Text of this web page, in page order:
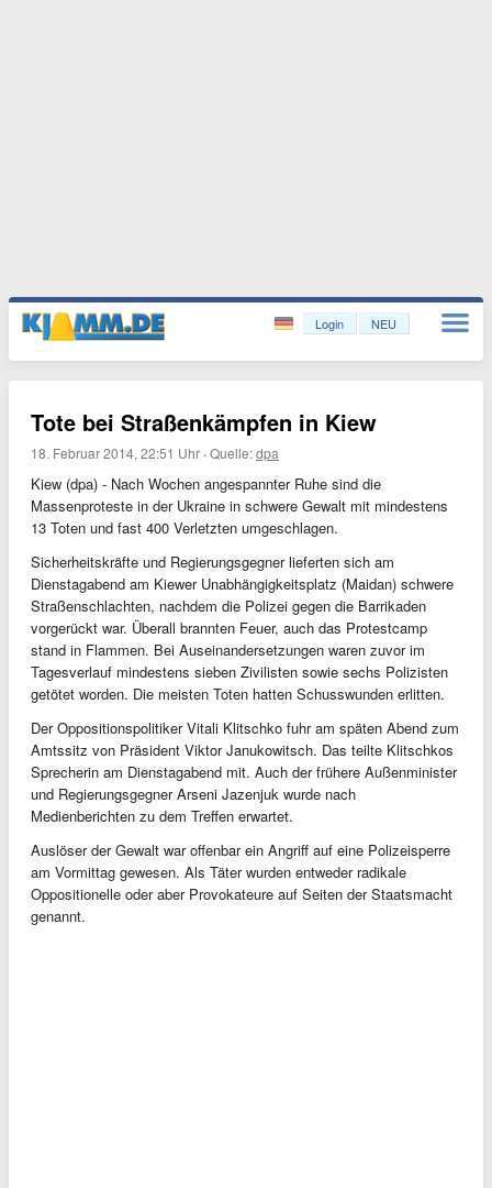
Login NEU
Tote bei Straßenkämpfen in Kiew
18. Februar 2014, 22:51 Uhr ·Quelle:dpa
Kiew (dpa) - Nach Wochen angespannter Ruhe sind die
Massenproteste in der Ukraine in schwere Gewalt mit mindestens
13 Toten und fast 400 Verletzten umgeschlagen.
Sicherheitskräfte und Regierungsgegner lieferten sich am
Dienstagabend am Kiewer Unabhängigkeitsplatz (Maidan) schwere
Straßenschlachten, nachdem die Polizei gegen die Barrikaden
vorgerückt war. Überall brannten Feuer, auch das Protestcamp
stand in Flammen. Bei Auseinandersetzungen waren zuvor im
Tagesverlauf mindestens sieben Zivilisten sowie sechs Polizisten
getötet worden. Die meisten Toten hatten Schusswunden erlitten.
Der Oppositionspolitiker Vitali Klitschko fuhr am späten Abend zum
Amtssitz von Präsident Viktor Janukowitsch. Das teilte Klitschkos
Sprecherin am Dienstagabend mit. Auch der frühere Außenminister
und Regierungsgegner Arseni Jazenjuk wurde nach
Medienberichten zu dem Treffen erwartet.
Auslöser der Gewalt war offenbar ein Angriff auf eine Polizeisperre
am Vormittag gewesen. Als Täter wurden entweder radikale
Oppositionelle oder aber Provokateure auf Seiten der Staatsmacht
genannt.